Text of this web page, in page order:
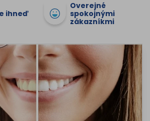
ihneď
Overejné
spokojnými
zákazníkmi